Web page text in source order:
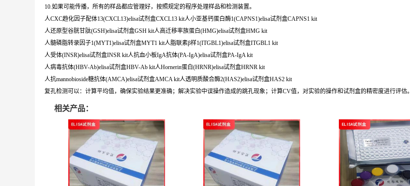
10.如果可能传播，所有的样品都应管理好，按照规定的程序处理样品和检测装置。
人CXC趋化因子配体13(CXCL13)elisa试剂盒CXCL13 kit人小亚基钙蛋白酶1(CAPNS1)elisa试剂盒CAPNS1 kit
人还原型谷胱甘肽(GSH)elisa试剂盒GSH kit人高迁移率族蛋白(HMG)elisa试剂盒HMG kit
人髓磷脂转录因子1(MYT1)elisa试剂盒MYT1 kit人脂联素β样1(ITGBL1)elisa试剂盒ITGBL1 kit
人受体(INSR)elisa试剂盒INSR kit人抗血小板IgA抗体(PA-IgA)elisa试剂盒PA-IgA kit
人病毒抗体(HBV-Ab)elisa试剂盒HBV-Ab kit人Hornerin蛋白(HRNR)elisa试剂盒HRNR kit
人抗mannobioside糖抗体(AMCA)elisa试剂盒AMCA kit人透明质酸合酶2(HAS2)elisa试剂盒HAS2 kit
复孔检测可以：计算平均值，确保实验结果更准确；解决实验中误操作造成的跳孔现象；计算CV值，对实验的操作和试剂盒的精密度进行评估。
相关产品：